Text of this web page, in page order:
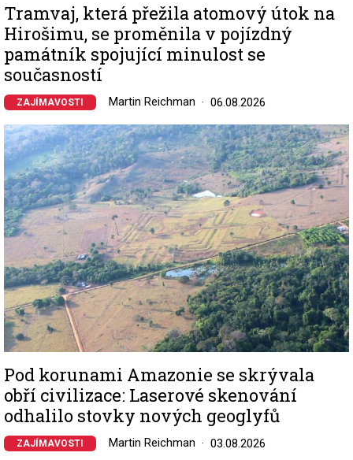
Tramvaj, která přežila atomový útok na
Hirošimu, se proměnila v pojízdný
památník spojující minulost se
současností
ZAJÍMAVOSTI Martin Reichman 06.08.2026
Image
Pod korunami Amazonie se skrývala
obří civilizace: Laserové skenování
odhalilo stovky nových geoglyfů
ZAJÍMAVOSTI Martin Reichman 03.08.2026